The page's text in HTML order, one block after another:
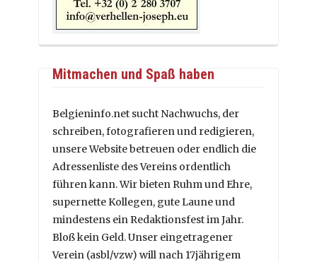
Mitmachen und Spaß haben
Belgieninfo.net sucht Nachwuchs, der
schreiben, fotografieren und redigieren,
unsere Website betreuen oder endlich die
Adressenliste des Vereins ordentlich
führen kann. Wir bieten Ruhm und Ehre,
supernette Kollegen, gute Laune und
mindestens ein Redaktionsfest im Jahr.
Bloß kein Geld. Unser eingetragener
Verein (asbl/vzw) will nach 17jährigem